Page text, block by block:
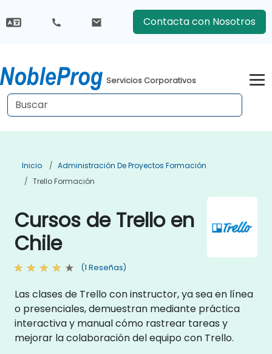
Contacta con Nosotros
Servicios Corporativos
Inicio
Administración De Proyectos Formación
Trello Formación
Cursos de Trello en
Chile
(1 Reseñas)
Las clases de Trello con instructor, ya sea en línea
o presenciales, demuestran mediante práctica
interactiva y manual cómo rastrear tareas y
mejorar la colaboración del equipo con Trello.